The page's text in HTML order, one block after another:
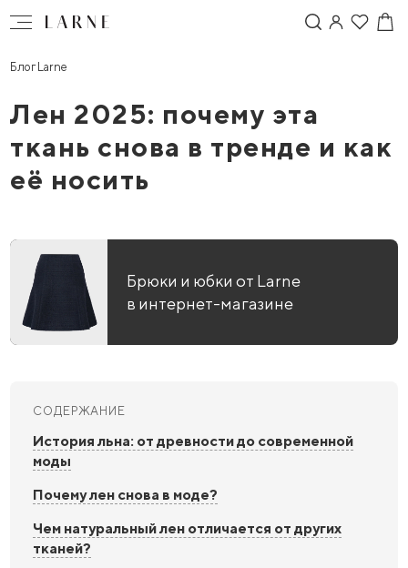
Блог Larne
Лен 2025: почему эта
ткань снова в тренде и как
её носить
Брюки и юбки от Larne
в интернет-магазине
СОДЕРЖАНИЕ
История льна: от древности до современной
моды
Почему лен снова в моде?
Чем натуральный лен отличается от других
тканей?